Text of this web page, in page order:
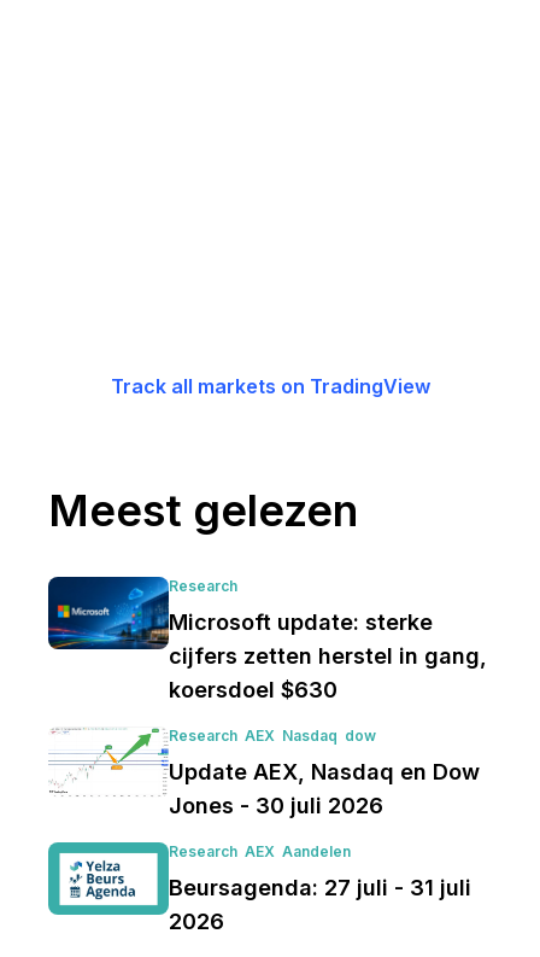
Track all markets on TradingView
Meest gelezen
Research
Microsoft update: sterke
cijfers zetten herstel in gang,
koersdoel $630
Research AEX Nasdaq dow
Update AEX, Nasdaq en Dow
Jones - 30 juli 2026
Research AEX Aandelen
Beursagenda: 27 juli - 31 juli
2026